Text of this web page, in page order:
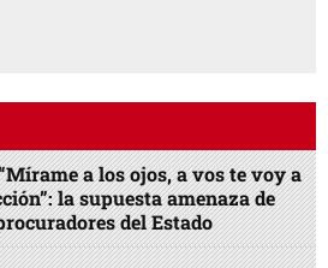
a los ojos, a vos te voy a
la supuesta amenaza de
del Estado